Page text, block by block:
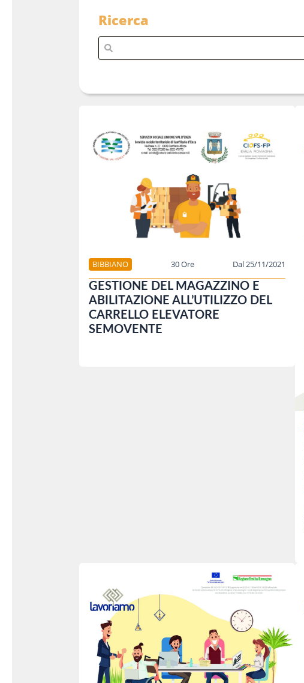
Ricerca
BIBBIANO 30 Ore Dal 25/11/2021
GESTIONE DEL MAGAZZINO E
ABILITAZIONE ALL’UTILIZZO DEL
CARRELLO ELEVATORE
SEMOVENTE